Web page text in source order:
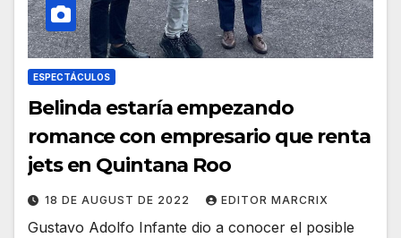
ESPECTÁCULOS
Belinda estaría empezando
romance con empresario que renta
jets en Quintana Roo
18 DE AUGUST DE 2022 EDITOR MARCRIX
Gustavo Adolfo Infante dio a conocer el posible